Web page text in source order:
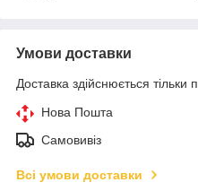
Умови доставки
Доставка здійснюється тільки
Нова Пошта
Самовивіз
Всі умови доставки